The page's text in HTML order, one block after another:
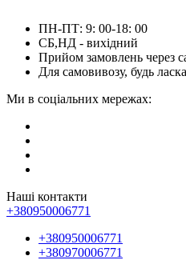
ПН-ПТ: 9: 00-18: 00
СБ,НД - вихідний
Прийом замовлень через
Для самовивозу, будь
Ми в соціальних мережах:
Наші контакти
+380950006771
+380950006771
+380970006771